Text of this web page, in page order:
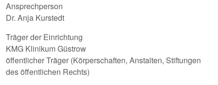
Ansprechperson
Dr. Anja Kurstedt
Träger der Einrichtung
KMG Klinikum Güstrow
öffentlicher Träger (Körperschaften, Anstalten, Stiftungen
des öffentlichen Rechts)